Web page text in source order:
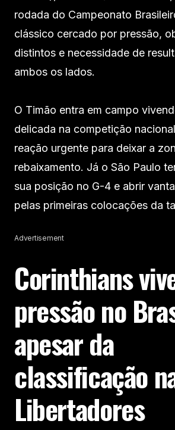
rodada do Campeonato
clássico cercado por pressão,
distintos e necessidade de
ambos os lados.
O Timão entra em campo
delicada na competição
reação urgente para deixar a
rebaixamento. Já o São Paulo
sua posição no G-4 e abrir
pelas primeiras colocações da
Advertisement
Corinthians
pressão no
apesar da
classificação
Libertadores